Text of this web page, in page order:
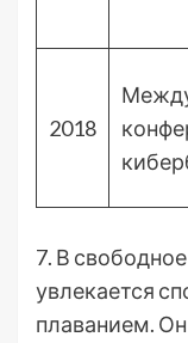
2018
7. В
увлекается
плаванием.